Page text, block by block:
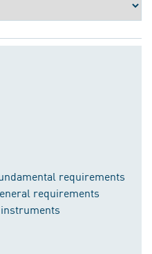
requirements
requirements